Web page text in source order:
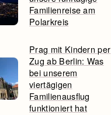
Familienreise am
Polarkreis
Prag mit Kindern per
Zug ab Berlin: Was
bei unserem
viertägigen
Familienausflug
funktioniert hat